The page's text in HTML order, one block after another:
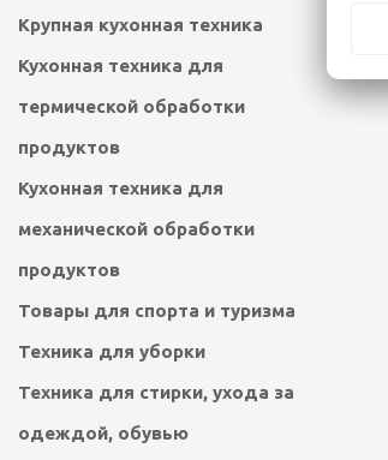
Крупная кухонная техника
Кухонная техника для
термической обработки
продуктов
Кухонная техника для
механической обработки
продуктов
Товары для спорта и туризма
Техника для уборки
Техника для стирки, ухода за
одеждой, обувью